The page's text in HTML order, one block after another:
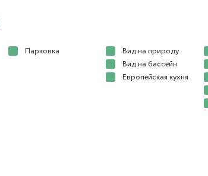
Парковка
Вид на природу
Вид на бассейн
Европейская кухня